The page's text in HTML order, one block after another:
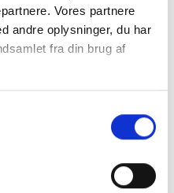
Vores partnere
andre oplysninger, du har
fra din brug af
målere – alle
senest 1. januar
i plejeboliger ved